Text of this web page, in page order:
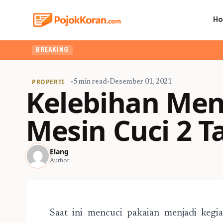
BREAKING
PROPERTI •5 min read•Desember 01, 2021
Kelebihan
Mesin Cuci 2
Elang
Author
Saat ini mencuci pakaian menjadi